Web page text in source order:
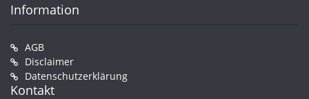
Information
AGB
Disclaimer
Datenschutzerklärung
Kontakt